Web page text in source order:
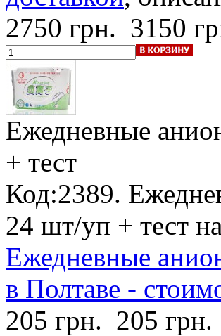
2750 грн. 3150
Ежедневные
+ тест
Код:2389.
24 шт/уп + тест
Ежедневные
в Полтаве -
205 грн. 205 грн.